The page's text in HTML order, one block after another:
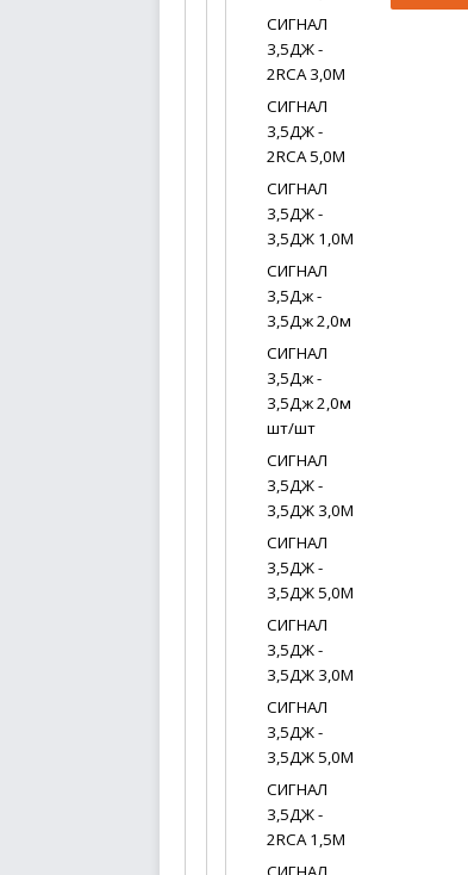
СИГНАЛ
3,5ДЖ -
2RCA 3,0М
СИГНАЛ
3,5ДЖ -
2RCA 5,0М
СИГНАЛ
3,5ДЖ -
3,5ДЖ 1,0М
СИГНАЛ
3,5Дж -
3,5Дж 2,0м
СИГНАЛ
3,5Дж -
3,5Дж 2,0м
шт/шт
СИГНАЛ
3,5ДЖ -
3,5ДЖ 3,0М
СИГНАЛ
3,5ДЖ -
3,5ДЖ 5,0М
СИГНАЛ
3,5ДЖ -
3,5ДЖ 3,0М
СИГНАЛ
3,5ДЖ -
3,5ДЖ 5,0М
СИГНАЛ
3,5ДЖ -
2RCA 1,5М